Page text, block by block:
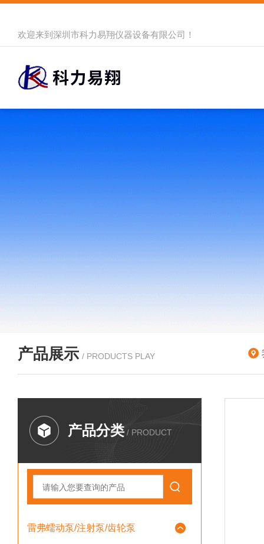
欢迎来到 深圳市科力易翔仪器设备有限公司 ！
产品展示 / PRODUCTS PLAY
产品分类 / PRODUCT
雷弗蠕动泵/注射泵/齿轮泵